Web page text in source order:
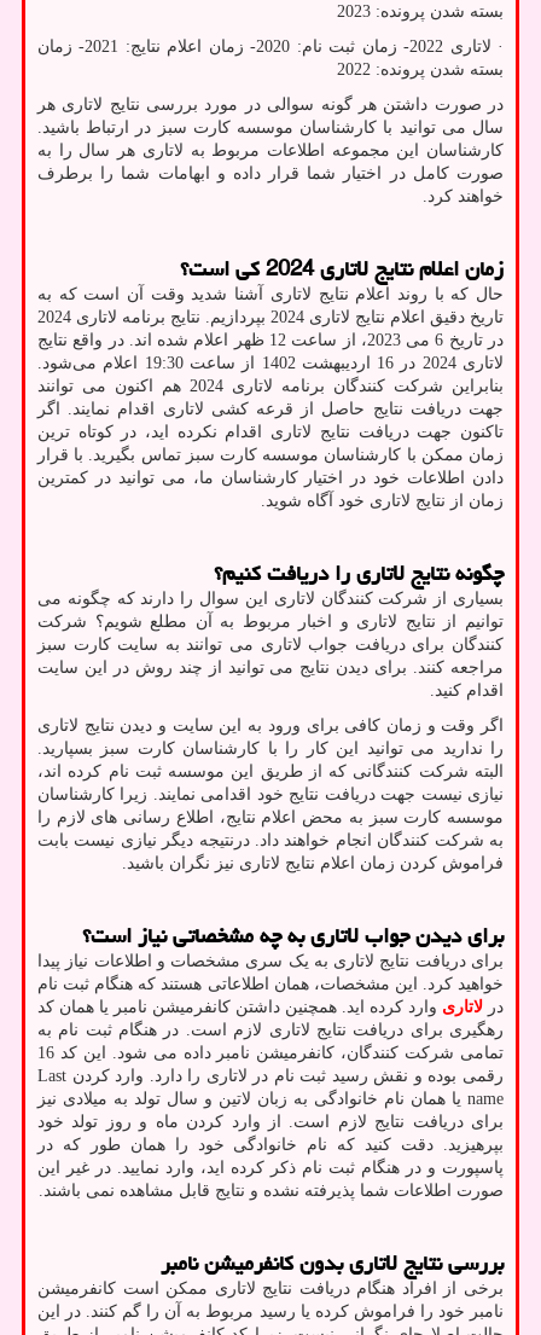
بسته شدن پرونده: 2023
· لاتاری 2022- زمان ثبت نام: 2020- زمان اعلام نتایج: 2021- زمان
بسته شدن پرونده: 2022
در صورت داشتن هر گونه سوالی در مورد بررسی نتایج لاتاری هر
سال می توانید با کارشناسان موسسه کارت سبز در ارتباط باشید.
کارشناسان این مجموعه اطلاعات مربوط به لاتاری هر سال را به
صورت کامل در اختیار شما قرار داده و ابهامات شما را برطرف
خواهند کرد.
زمان اعلام نتایج لاتاری 2024 کی است؟
حال که با روند اعلام نتایج لاتاری آشنا شدید وقت آن است که به
تاریخ دقیق اعلام نتایج لاتاری 2024 بپردازیم. نتایج برنامه لاتاری 2024
در تاریخ 6 می 2023، از ساعت 12 ظهر اعلام شده اند. در واقع نتایج
لاتاری 2024 در 16 اردیبهشت 1402 از ساعت 19:30 اعلام می‌شود.
بنابراین شرکت کنندگان برنامه لاتاری 2024 هم اکنون می توانند
جهت دریافت نتایج حاصل از قرعه کشی لاتاری اقدام نمایند. اگر
تاکنون جهت دریافت نتایج لاتاری اقدام نکرده اید، در کوتاه ترین
زمان ممکن با کارشناسان موسسه کارت سبز تماس بگیرید. با قرار
دادن اطلاعات خود در اختیار کارشناسان ما، می توانید در کمترین
زمان از نتایج لاتاری خود آگاه شوید.
چگونه نتایج لاتاری را دریافت کنیم؟
بسیاری از شرکت کنندگان لاتاری این سوال را دارند که چگونه می
توانیم از نتایج لاتاری و اخبار مربوط به آن مطلع شویم؟ شرکت
کنندگان برای دریافت جواب لاتاری می توانند به سایت کارت سبز
مراجعه کنند. برای دیدن نتایج می توانید از چند روش در این سایت
اقدام کنید.
اگر وقت و زمان کافی برای ورود به این سایت و دیدن نتایج لاتاری
را ندارید می توانید این کار را با کارشناسان کارت سبز بسپارید.
البته شرکت کنندگانی که از طریق این موسسه ثبت نام کرده اند،
نیازی نیست جهت دریافت نتایج خود اقدامی نمایند. زیرا کارشناسان
موسسه کارت سبز به محض اعلام نتایج، اطلاع رسانی های لازم را
به شرکت کنندگان انجام خواهند داد. درنتیجه دیگر نیازی نیست بابت
فراموش کردن زمان اعلام نتایج لاتاری نیز نگران باشید.
برای دیدن جواب لاتاری به چه مشخصاتی نیاز است؟
برای دریافت نتایج لاتاری به یک سری مشخصات و اطلاعات نیاز پیدا
خواهید کرد. این مشخصات، همان اطلاعاتی هستند که هنگام ثبت نام
در لاتاری وارد کرده اید. همچنین داشتن کانفرمیشن نامبر یا همان کد
رهگیری برای دریافت نتایج لاتاری لازم است. در هنگام ثبت نام به
تمامی شرکت کنندگان، کانفرمیشن نامبر داده می شود. این کد 16
رقمی بوده و نقش رسید ثبت نام در لاتاری را دارد. وارد کردن Last
name یا همان نام خانوادگی به زبان لاتین و سال تولد به میلادی نیز
برای دریافت نتایج لازم است. از وارد کردن ماه و روز تولد خود
بپرهیزید. دقت کنید که نام خانوادگی خود را همان طور که در
پاسپورت و در هنگام ثبت نام ذکر کرده اید، وارد نمایید. در غیر این
صورت اطلاعات شما پذیرفته نشده و نتایج قابل مشاهده نمی باشند.
بررسی نتایج لاتاری بدون کانفرمیشن نامبر
برخی از افراد هنگام دریافت نتایج لاتاری ممکن است کانفرمیشن
نامبر خود را فراموش کرده یا رسید مربوط به آن را گم کنند. در این